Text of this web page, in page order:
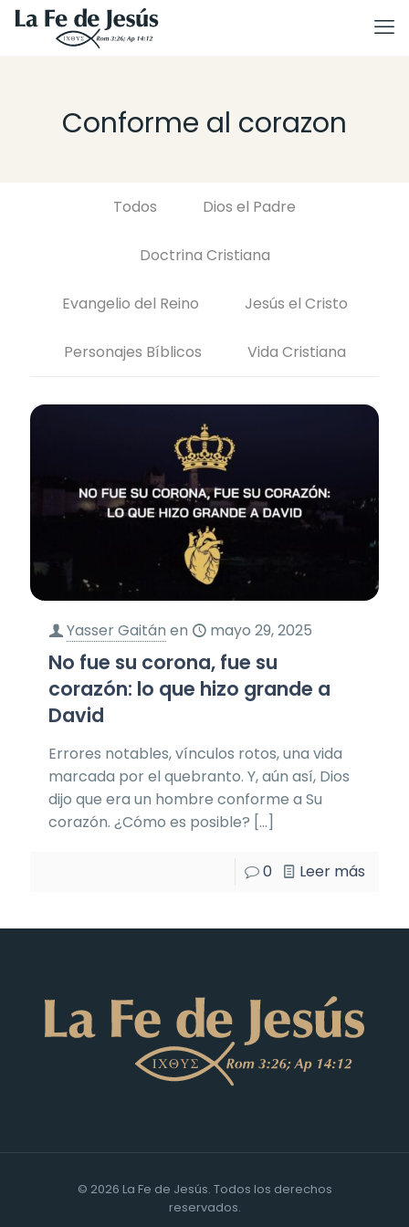
Conforme al corazon
Todos Dios el Padre
Doctrina Cristiana
Evangelio del Reino Jesús el Cristo
Personajes Bíblicos Vida Cristiana
Yasser Gaitán en mayo 29, 2025
No fue su corona, fue su
corazón: lo que hizo grande a
David
Errores notables, vínculos rotos, una vida
marcada por el quebranto. Y, aún así, Dios
dijo que era un hombre conforme a Su
corazón. ¿Cómo es posible? […]
0 Leer más
© 2026 La Fe de Jesús. Todos los derechos
reservados.